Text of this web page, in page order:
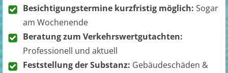
Besichtigungstermine kurzfristig möglich: Sogar
am Wochenende
Beratung zum Verkehrswertgutachten:
Professionell und aktuell
Feststellung der Substanz: Gebäudeschäden &